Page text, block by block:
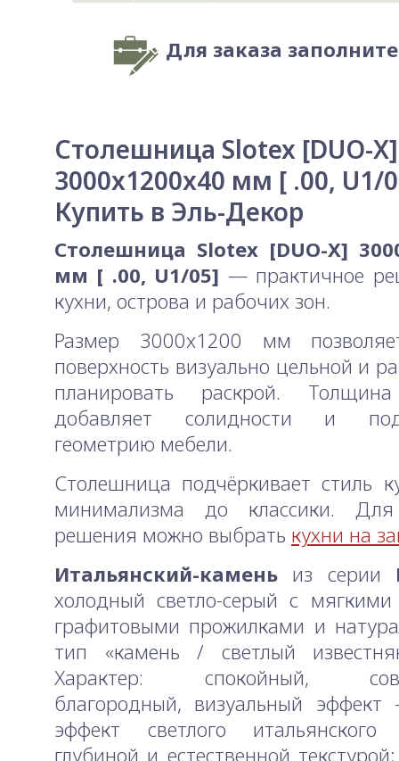
Для заказа
Столешница Slotex [DUO-X]
3000x1200x40 мм [ .00, U1/
Купить в Эль-Декор
Столешница Slotex [DUO-X]
мм [ .00, U1/05] — практичное
кухни, острова и рабочих зон.
Размер 3000x1200 мм
поверхность визуально цельной и
планировать раскрой.
добавляет солидности и
геометрию мебели.
Столешница подчёркивает стиль
минимализма до классики. Для
решения можно выбрать кухни на
Итальянский-камень из серии
холодный светло-серый с
графитовыми прожилками и
тип «камень / светлый
Характер: спокойный,
благородный, визуальный эффект
эффект светлого
глубиной и естественной